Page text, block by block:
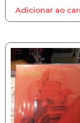
Adicionar ao